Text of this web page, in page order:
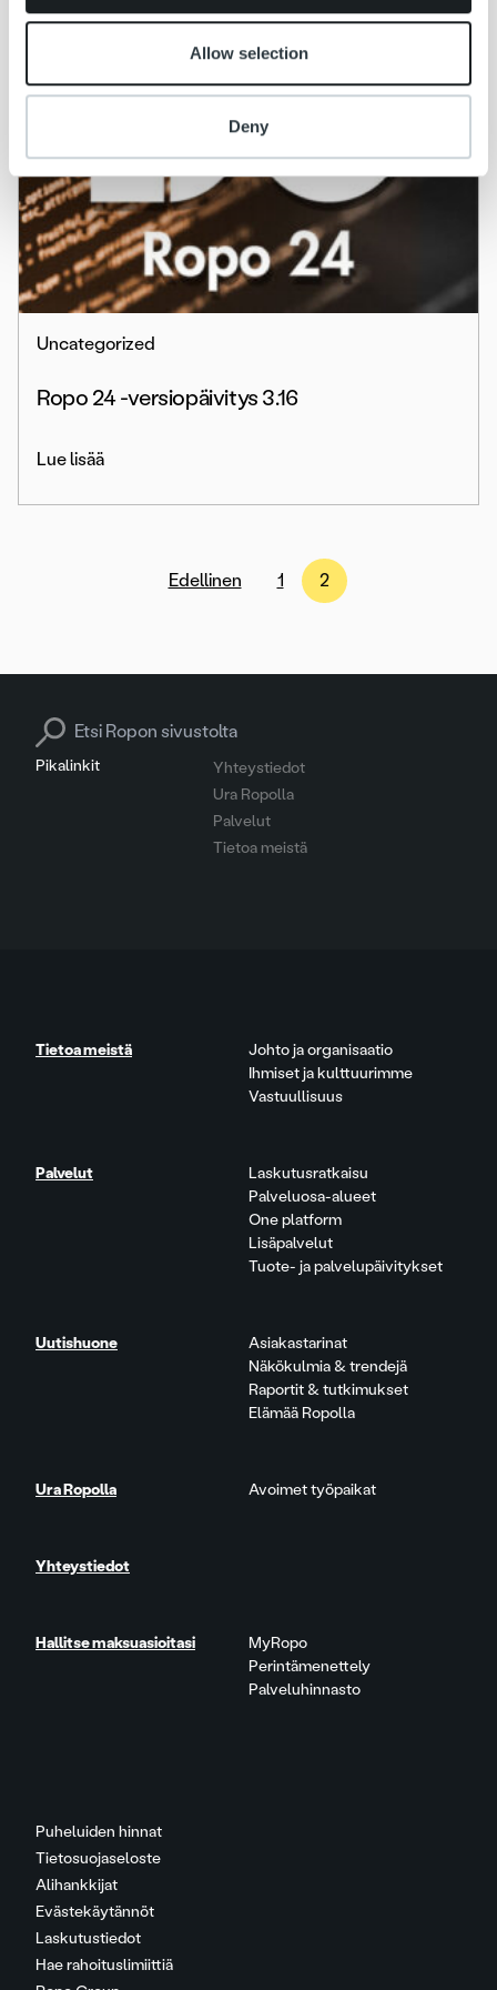
Allow selection
Deny
Uncategorized
Ropo 24 -versiopäivitys 3.16
Lue lisää
Edellinen 1 2
Pikalinkit
Yhteystiedot
Ura Ropolla
Palvelut
Tietoa meistä
Search for:
Puheluiden hinnat
Tietosuojaseloste
Alihankkijat
Evästekäytännöt
Laskutustiedot
Hae rahoituslimiittiä
Tietoa meistä
Johto ja organisaatio
Ihmiset ja kulttuurimme
Vastuullisuus
Palvelut
Laskutusratkaisu
Palveluosa-alueet
One platform
Lisäpalvelut
Tuote- ja palvelupäivitykset
Uutishuone
Asiakastarinat
Näkökulmia & trendejä
Raportit & tutkimukset
Elämää Ropolla
Ura Ropolla Avoimet työpaikat
Yhteystiedot
Hallitse maksuasioitasi
MyRopo
Perintämenettely
Palveluhinnasto